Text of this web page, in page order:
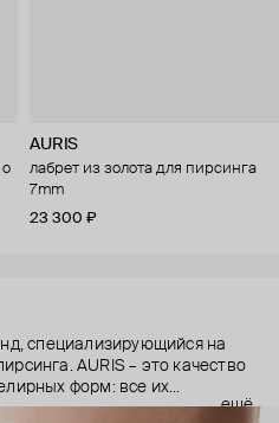
o
AURIS
лабрет из золота для пирсинга
7mm
23 300 ₽
специализирующийся на
AURIS – это качество
форм: все их
создания участвуют
ещё